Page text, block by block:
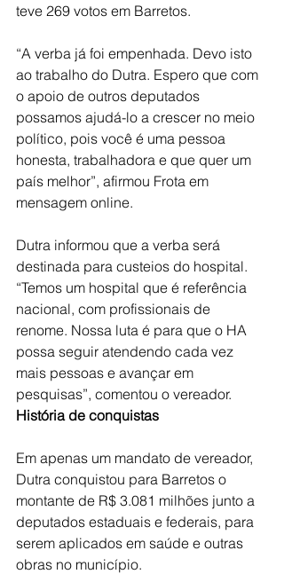
teve 269 votos em Barretos.
“A verba já foi empenhada. Devo isto
ao trabalho do Dutra. Espero que com
o apoio de outros deputados
possamos ajudá-lo a crescer no meio
político, pois você é uma pessoa
honesta, trabalhadora e que quer um
país melhor”, afirmou Frota em
mensagem online.
Dutra informou que a verba será
destinada para custeios do hospital.
“Temos um hospital que é referência
nacional, com profissionais de
renome. Nossa luta é para que o HA
possa seguir atendendo cada vez
mais pessoas e avançar em
pesquisas”, comentou o vereador.
História de conquistas
Em apenas um mandato de vereador,
Dutra conquistou para Barretos o
montante de R$ 3.081 milhões junto a
deputados estaduais e federais, para
serem aplicados em saúde e outras
obras no município.